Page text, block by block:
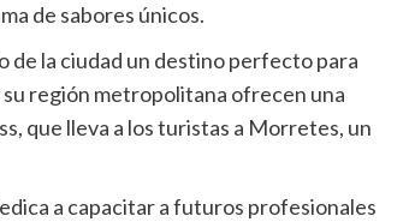
de sabores únicos.
de la ciudad un destino perfecto para
su región metropolitana ofrecen una
que lleva a los turistas a Morretes, un
a capacitar a futuros profesionales